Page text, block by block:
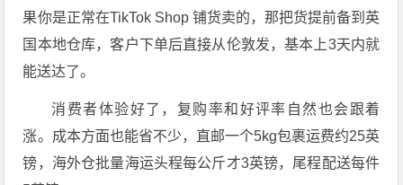
果你是正常在TikTok Shop 铺货卖的，那把货提前备到英
国本地仓库，客户下单后直接从伦敦发，基本上3天内就
能送达了。
消费者体验好了，复购率和好评率自然也会跟着
涨。成本方面也能省不少，直邮一个5kg包裹运费约25英
镑，海外仓批量海运头程每公斤才3英镑，尾程配送每件